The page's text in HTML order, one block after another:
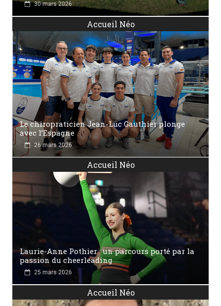
30 mars 2026
Accueil Néo
Le chiropraticien Jean-Luc Gauthier plonge
avec l’Espagne
26 mars 2026
Accueil Néo
Laurie-Anne Pothier : un parcours porté par la
passion du cheerleading
25 mars 2026
Accueil Néo